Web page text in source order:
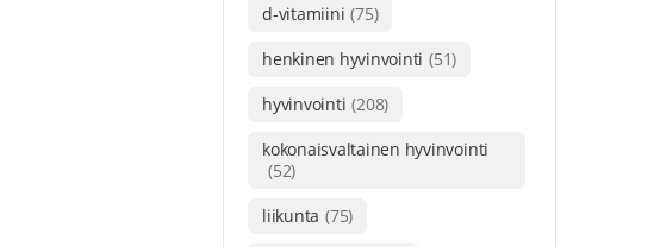
d-vitamiini (75)
henkinen hyvinvointi (51)
hyvinvointi (208)
kokonaisvaltainen hyvinvointi
(52)
liikunta (75)